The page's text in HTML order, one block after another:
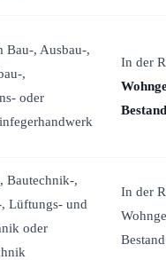
Bau-, Ausbau-,
,
oder
In der
Bestand
Bautechnik-,
Lüftungs- und
oder
In der
Bestand